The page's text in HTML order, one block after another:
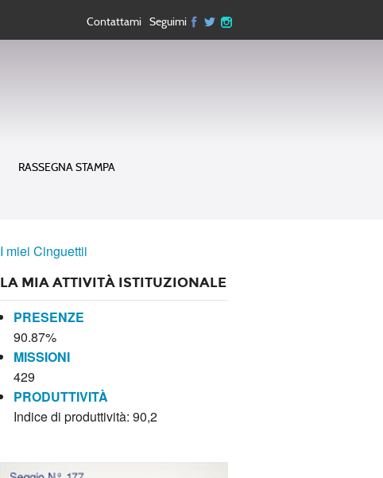
Contattami Seguimi
RASSEGNA STAMPA
I miei Cinguettii
LA MIA ATTIVITÀ ISTITUZIONALE
PRESENZE
90.87%
MISSIONI
429
PRODUTTIVITÀ
Indice di produttività: 90,2